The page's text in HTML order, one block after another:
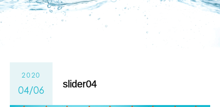
2020
04/06
slider04